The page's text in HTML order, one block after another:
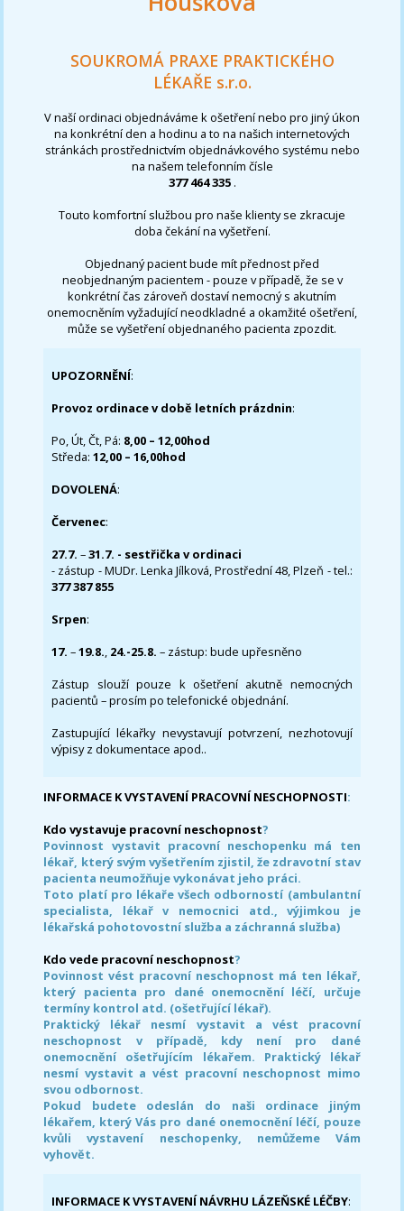
SOUKROMÁ PRAXE PRAKTICKÉHO
LÉKAŘE s.r.o.
V naší ordinaci objednáváme k ošetření nebo pro jiný úkon
na konkrétní den a hodinu a to na našich internetových
stránkách prostřednictvím objednávkového systému nebo
na našem telefonním čísle
377 464 335 .
Touto komfortní službou pro naše klienty se zkracuje
doba čekání na vyšetření.
Objednaný pacient bude mít přednost před
neobjednaným pacientem - pouze v případě, že se v
konkrétní čas zároveň dostaví nemocný s akutním
onemocněním vyžadující neodkladné a okamžité ošetření,
může se vyšetření objednaného pacienta zpozdit.
UPOZORNĚNÍ:
Provoz ordinace v době letních prázdnin:
Po, Út, Čt, Pá: 8,00 – 12,00hod
Středa:12,00 – 16,00hod
DOVOLENÁ:
Červenec:
27.7.–31.7. - sestřička v ordinaci
- zástup - MUDr. Lenka Jílková, Prostřední 48, Plzeň - tel.:
377 387 855
Srpen:
17. –19.8., 24.-25.8. – zástup: bude upřesněno
Zástup slouží pouze k ošetření akutně nemocných
pacientů – prosím po telefonické objednání.
Zastupující lékařky nevystavují potvrzení, nezhotovují
výpisy z dokumentace apod..
INFORMACE K VYSTAVENÍ PRACOVNÍ NESCHOPNOSTI:
Kdo vystavuje pracovní neschopnost?
Povinnost vystavit pracovní neschopenku má ten
lékař, který svým vyšetřením zjistil, že zdravotní stav
pacienta neumožňuje vykonávat jeho práci.
Toto platí pro lékaře všech odborností (ambulantní
specialista, lékař v nemocnici atd., výjimkou je
lékařská pohotovostní služba a záchranná služba)
Kdo vede pracovní neschopnost?
Povinnost vést pracovní neschopnost má ten lékař,
který pacienta pro dané onemocnění léčí, určuje
termíny kontrol atd. (ošetřující lékař).
Praktický lékař nesmí vystavit a vést pracovní
neschopnost v případě, kdy není pro dané
onemocnění ošetřujícím lékařem. Praktický lékař
nesmí vystavit a vést pracovní neschopnost mimo
svou odbornost.
Pokud budete odeslán do naši ordinace jiným
lékařem, který Vás pro dané onemocnění léčí, pouze
kvůli vystavení neschopenky, nemůžeme Vám
vyhovět.
INFORMACE K VYSTAVENÍ NÁVRHU LÁZEŇSKÉ LÉČBY: